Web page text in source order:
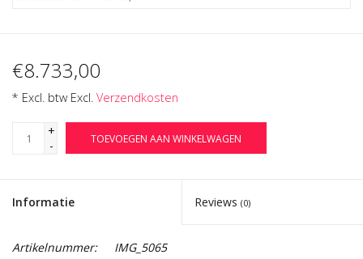
€8.733,00
* Excl. btw Excl. Verzendkosten
+
-
TOEVOEGEN AAN WINKELWAGEN
Informatie Reviews (0)
Artikelnummer:
IMG_5065